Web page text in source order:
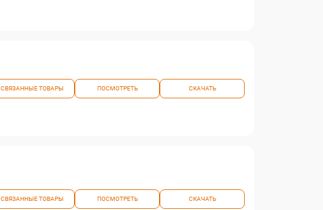
СВЯЗАННЫЕ ТОВАРЫ ПОСМОТРЕТЬ СКАЧАТЬ
СВЯЗАННЫЕ ТОВАРЫ ПОСМОТРЕТЬ СКАЧАТЬ